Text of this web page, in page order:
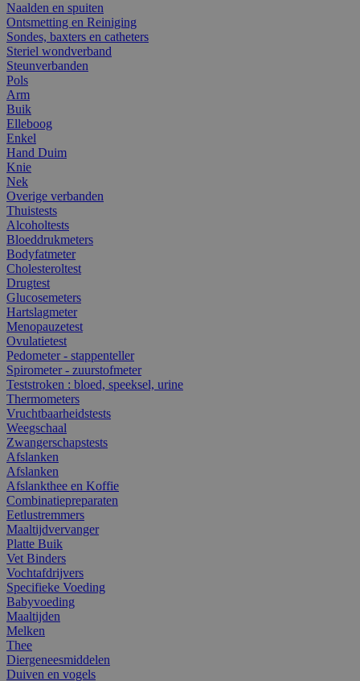
Naalden en spuiten
Ontsmetting en Reiniging
Sondes, baxters en catheters
Steriel wondverband
Steunverbanden
Pols
Arm
Buik
Elleboog
Enkel
Hand Duim
Knie
Nek
Overige verbanden
Thuistests
Alcoholtests
Bloeddrukmeters
Bodyfatmeter
Cholesteroltest
Drugtest
Glucosemeters
Hartslagmeter
Menopauzetest
Ovulatietest
Pedometer - stappenteller
Spirometer - zuurstofmeter
Teststroken : bloed, speeksel, urine
Thermometers
Vruchtbaarheidstests
Weegschaal
Zwangerschapstests
Afslanken
Afslanken
Afslankthee en Koffie
Combinatiepreparaten
Eetlustremmers
Maaltijdvervanger
Platte Buik
Vet Binders
Vochtafdrijvers
Specifieke Voeding
Babyvoeding
Maaltijden
Melken
Thee
Diergeneesmiddelen
Duiven en vogels